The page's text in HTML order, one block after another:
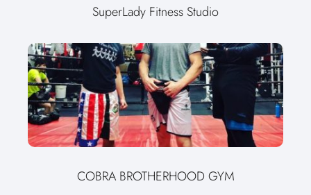
SuperLady Fitness Studio
COBRA BROTHERHOOD GYM